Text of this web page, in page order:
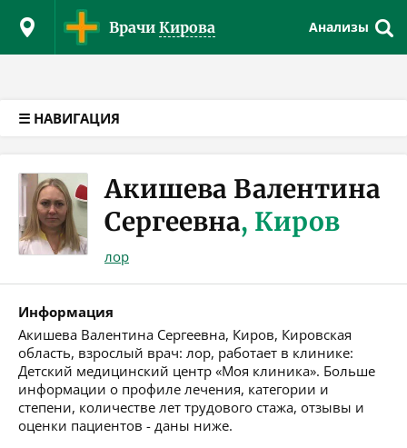
Врачи Кирова Анализы
☰ НАВИГАЦИЯ
Акишева Валентина
Сергеевна, Киров
лор
Информация
Акишева Валентина Сергеевна, Киров, Кировская
область, взрослый врач: лор, работает в клинике:
Детский медицинский центр «Моя клиника». Больше
информации о профиле лечения, категории и
степени, количестве лет трудового стажа, отзывы и
оценки пациентов - даны ниже.